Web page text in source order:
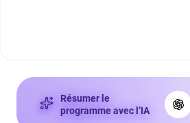
Résumer le
programme avec l’IA